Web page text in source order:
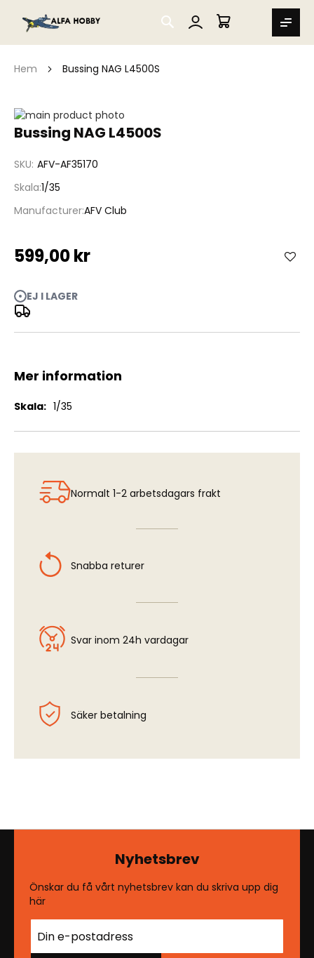
SEARCH
MIN VARUKORG
Hem Bussing NAG L4500S
Bussing NAG L4500S
SKU AFV-AF35170
Skala 1/35
ManufacturerAFV Club
599,00 kr
EJ I LAGER
Hoppa
till
bildgalleriet
Hoppa
av
bildgalleriet
Mer information
Mer
1/35
Normalt 1-2 arbetsdagars frakt
Snabba returer
Svar inom 24h vardagar
Säker betalning
Nyhetsbrev
Önskar du få vårt nyhetsbrev kan du skriva upp dig
här